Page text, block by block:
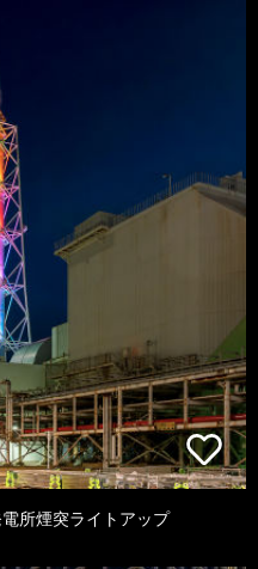
所煙突ライトアップ